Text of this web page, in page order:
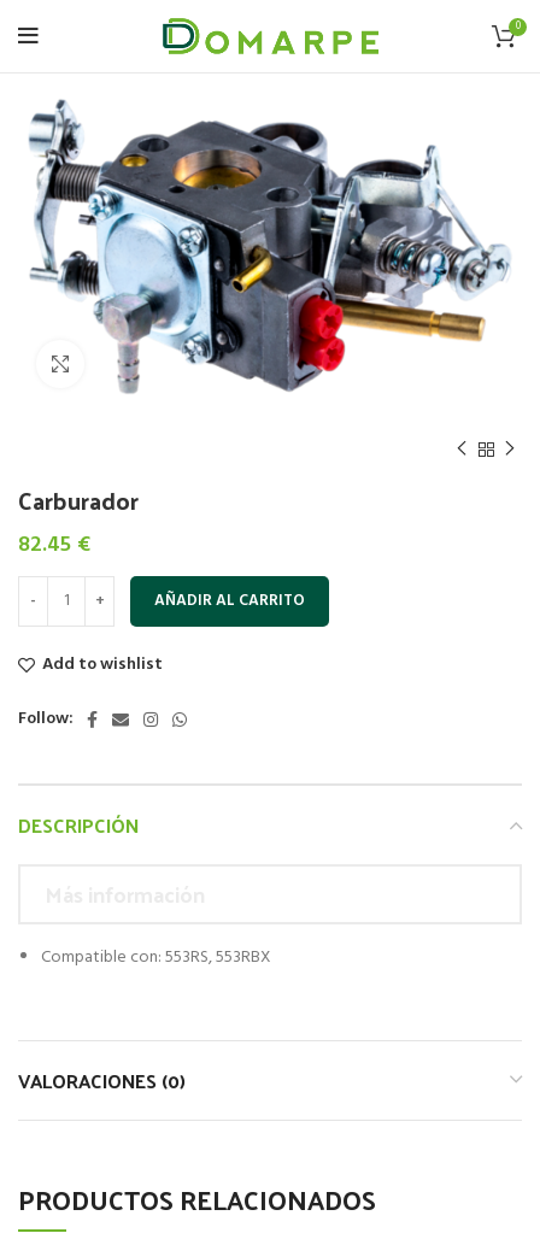
0
Click to enlarge
Carburador
82.45 €
AÑADIR AL CARRITO
Add to wishlist
Follow:
DESCRIPCIÓN
Compatible con: 553RS, 553RBX
VALORACIONES (0)
PRODUCTOS RELACIONADOS